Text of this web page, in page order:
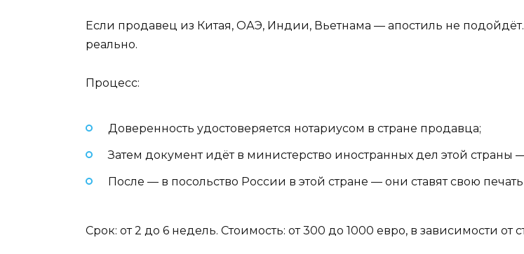
Если продавец из Китая, ОАЭ, Индии, Вьетнама — апостиль не
реально.
Процесс:
Доверенность удостоверяется нотариусом в стране продавца;
Затем документ идёт в министерство иностранных дел этой страны —
После — в посольство России в этой стране — они ставят свою
Срок: от 2 до 6 недель. Стоимость: от 300 до 1000 евро, в зависимости от